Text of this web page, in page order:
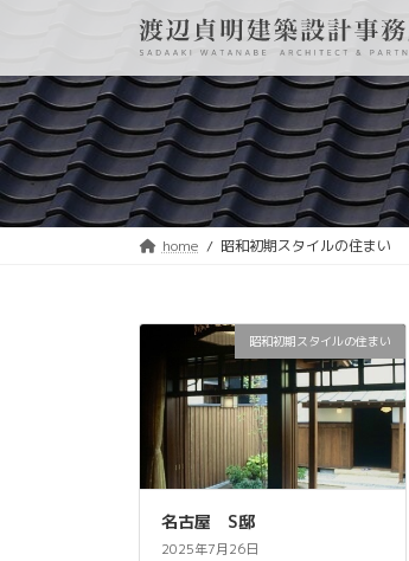
ン
ツ
へ
ス
キ
ッ
プ
ー
シ
ョ
ン
に
移
動
home 昭和初期スタイルの住まい
昭和初期スタイルの住まい
名古屋 S邸
2025年7月26日